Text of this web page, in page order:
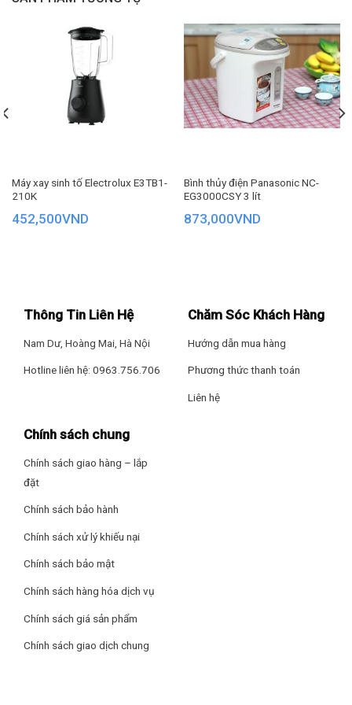
Đế tiếp điện bền bỉ, thuộc loại cao cấp (Strix) của Anh, xoay
360 độ linh hoạt
Máy xay sinh tố Electrolux E3TB1-
210K
452,500VND
Bình thủy điện Panasonic NC-
EG3000CSY 3 lít
873,000VND
Thông Tin Liên Hệ
Nam Dư, Hoàng Mai, Hà Nội
Hotline liên hệ: 0963.756.706
Chăm Sóc Khách Hàng
Hướng dẫn mua hàng
Phương thức thanh toán
Liên hệ
Chính sách chung
Chính sách giao hàng – lắp
đặt
Chính sách bảo hành
Chính sách xử lý khiếu nại
Chính sách bảo mật
Chính sách hàng hóa dịch vụ
Chính sách giá sản phẩm
Chính sách giao dịch chung